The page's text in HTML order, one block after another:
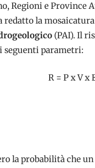
Regioni e
redatto la
(PAI). Il
seguenti parametri:
R = P x V x
la probabilità che